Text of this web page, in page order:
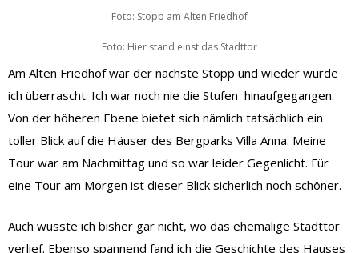
Foto: Stopp am Alten Friedhof
Foto: Hier stand einst das Stadttor
Am Alten Friedhof war der nächste Stopp und wieder wurde
ich überrascht. Ich war noch nie die Stufen hinaufgegangen.
Von der höheren Ebene bietet sich nämlich tatsächlich ein
toller Blick auf die Häuser des Bergparks Villa Anna. Meine
Tour war am Nachmittag und so war leider Gegenlicht. Für
eine Tour am Morgen ist dieser Blick sicherlich noch schöner.
Auch wusste ich bisher gar nicht, wo das ehemalige Stadttor
verlief. Ebenso spannend fand ich die Geschichte des Hauses